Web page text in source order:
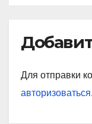
Для отправки
авторизоваться.